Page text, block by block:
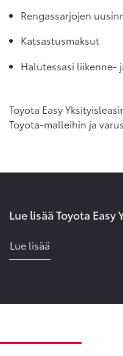
Rengassarjojen
Katsastusmaksut
Halutessasi liikenne-
Toyota Easy
Toyota-malleihin ja
Lue lisää Toyota
Lue lisää